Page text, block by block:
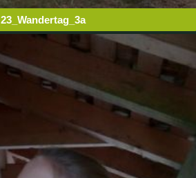
23_Wandertag_3a